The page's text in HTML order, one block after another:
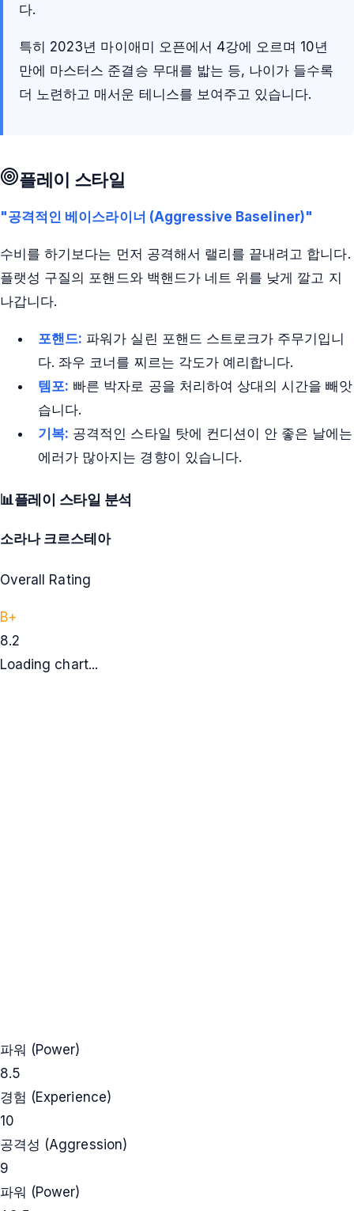
다.
특히 2023년 마이애미 오픈에서 4강에 오르며 10년
만에 마스터스 준결승 무대를 밟는 등, 나이가 들수록
더 노련하고 매서운 테니스를 보여주고 있습니다.
플레이 스타일
"공격적인 베이스라이너 (Aggressive Baseliner)"
수비를 하기보다는 먼저 공격해서 랠리를 끝내려고 합니다.
플랫성 구질의 포핸드와 백핸드가 네트 위를 낮게 깔고 지
나갑니다.
포핸드: 파워가 실린 포핸드 스트로크가 주무기입니
다. 좌우 코너를 찌르는 각도가 예리합니다.
템포: 빠른 박자로 공을 처리하여 상대의 시간을 빼앗
습니다.
기복: 공격적인 스타일 탓에 컨디션이 안 좋은 날에는
에러가 많아지는 경향이 있습니다.
📊플레이 스타일 분석
소라나 크르스테아
Overall Rating
B+
8.2
Loading chart...
파워 (Power)
8.5
경험 (Experience)
10
공격성 (Aggression)
9
파워 (Power)